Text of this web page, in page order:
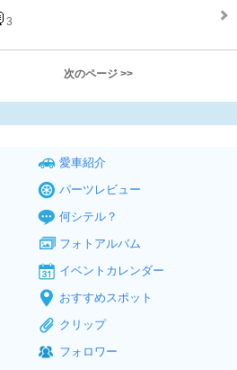
3
次のページ >>
愛車紹介
パーツレビュー
何シテル？
フォトアルバム
イベントカレンダー
おすすめスポット
クリップ
フォロワー